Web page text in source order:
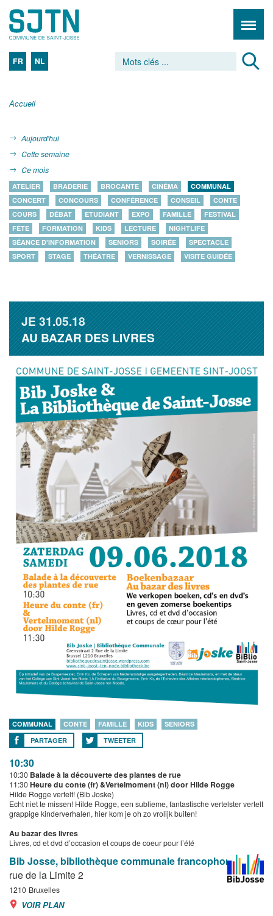
FR NL
Accueil
Aujourd'hui
Cette semaine
Ce mois
ATELIER BRADERIE BROCANTE CINÉMA
COMMUNAL
CONCERT
CONCOURS CONFÉRENCE CONSEIL
CONTE
COURS
DÉBAT ETUDIANT EXPO FAMILLE
FESTIVAL
FÊTE
FORMATION KIDS LECTURE
NIGHTLIFE
SÉANCE D'INFORMATION
SENIORS SOIRÉE
SPECTACLE
SPORT
STAGE THÉÂTRE VERNISSAGE VISITE GUIDÉE
JE31.05.18
AU BAZAR DES LIVRES
COMMUNAL CONTE FAMILLE KIDS
SENIORS
PARTAGER
TWEETER
10:30
10:30 Balade à la découverte des plantes de rue
11:30Heure du conte (fr) &Vertelmoment (nl) door Hilde Rogge
Hilde Rogge vertelt! (Bib Joske)
Echt niet te missen! Hilde Rogge, een sublieme, fantastische vertelster vertelt
grappige kinderverhalen, hier kom je oh zo vrolijk buiten!
Au bazar des livres
Livres, cd et dvd dʼoccasion et coups de coeur pour lʼété
Bib Josse, bibliothèque communale francophone
rue de la Limite 2
1210 Bruxelles
VOIR PLAN